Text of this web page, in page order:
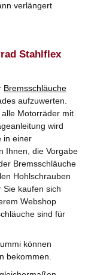
verlängert
Stahlflex
Bremsschläuche
aufzuwerten.
Motorräder mit
wird
in einer
Ihnen, die Vorgabe
Bremsschläuche
Hohlschrauben
kaufen sich
Webshop
sind für
können
bekommen.